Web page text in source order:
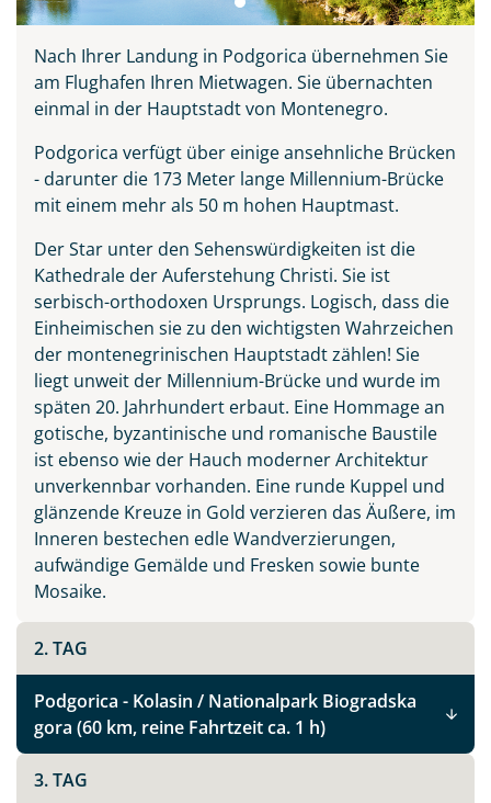
Nach Ihrer Landung in Podgorica übernehmen Sie
am Flughafen Ihren Mietwagen. Sie übernachten
einmal in der Hauptstadt von Montenegro.
Podgorica verfügt über einige ansehnliche Brücken
- darunter die 173 Meter lange Millennium-Brücke
mit einem mehr als 50 m hohen Hauptmast.
Der Star unter den Sehenswürdigkeiten ist die
Kathedrale der Auferstehung Christi. Sie ist
serbisch-orthodoxen Ursprungs. Logisch, dass die
Einheimischen sie zu den wichtigsten Wahrzeichen
der montenegrinischen Hauptstadt zählen! Sie
liegt unweit der Millennium-Brücke und wurde im
späten 20. Jahrhundert erbaut. Eine Hommage an
gotische, byzantinische und romanische Baustile
ist ebenso wie der Hauch moderner Architektur
unverkennbar vorhanden. Eine runde Kuppel und
glänzende Kreuze in Gold verzieren das Äußere, im
Inneren bestechen edle Wandverzierungen,
aufwändige Gemälde und Fresken sowie bunte
Mosaike.
2. TAG
Podgorica - Kolasin / Nationalpark Biogradska
gora (60 km, reine Fahrtzeit ca. 1 h)
3. TAG